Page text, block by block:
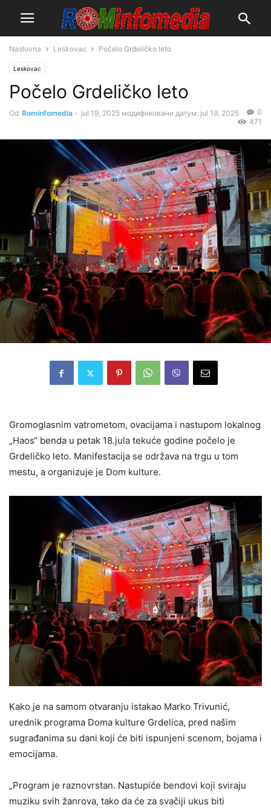
Naslovna Leskovac Počelo Grdeličko leto
Leskovac
Počelo Grdeličko leto
Od Rominfomedia - jul 19, 2025 модификовани датум: jul 19, 2025
0
471
Gromoglasnim vatrometom, ovacijama i nastupom lokalnog
„Haos“ benda u petak 18.jula tekuće godine počelo je
Grdeličko leto. Manifestacija se održava na trgu u tom
mestu, a organizuje je Dom kulture.
Kako je na samom otvaranju istakao Marko Trivunić,
urednik programa Doma kulture Grdelica, pred našim
sugrađanima su dani koji će biti ispunjeni scenom, bojama i
emocijama.
„Program je raznovrstan. Nastupiće bendovi koji sviraju
muziku svih žanrova, tako da će za svačiji ukus biti